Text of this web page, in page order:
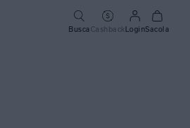
Busca CashbackLoginSacola